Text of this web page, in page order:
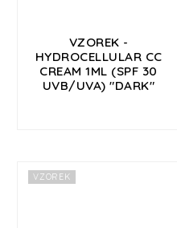
VZOREK -
HYDROCELLULAR CC
CREAM 1ML (SPF 30
UVB/UVA) "DARK"
VZOREK